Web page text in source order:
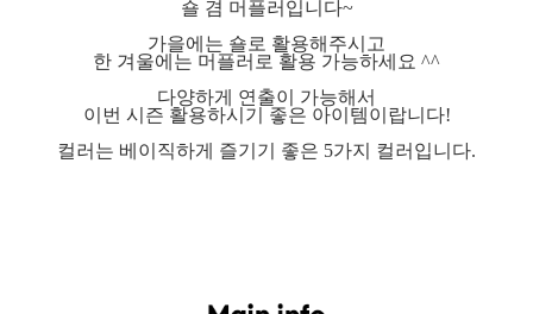
숄 겸 머플러입니다~
가을에는 숄로 활용해주시고
한 겨울에는 머플러로 활용 가능하세요 ^^
다양하게 연출이 가능해서
이번 시즌 활용하시기 좋은 아이템이랍니다!
컬러는 베이직하게 즐기기 좋은 5가지 컬러입니다.